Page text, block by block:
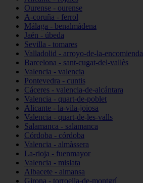
Ourense - ourense
A-coruña - ferrol
Málaga - benalmádena
Jaén - úbeda
Sevilla - tomares
Valladolid - arroyo-de-la-encomienda
Barcelona - sant-cugat-del-vallès
Valencia - valencia
Pontevedra - cuntis
Cáceres - valencia-de-alcántara
Valencia - quart-de-poblet
Alicante - la-vila-joiosa
Valencia - quart-de-les-valls
Salamanca - salamanca
Córdoba - córdoba
Valencia - almàssera
La-rioja - fuenmayor
Valencia - mislata
Albacete - almansa
Girona - torroella-de-montgrí